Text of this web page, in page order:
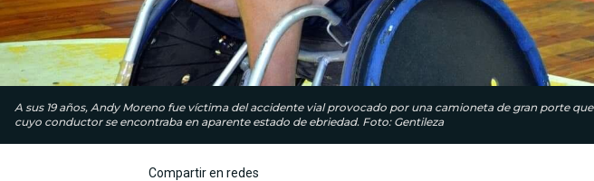
A sus 19 años, Andy Moreno fue víctima del accidente vial provocado por una camioneta de gran porte
cuyo conductor se encontraba en aparente estado de ebriedad. Foto: Gentileza
Compartir en redes